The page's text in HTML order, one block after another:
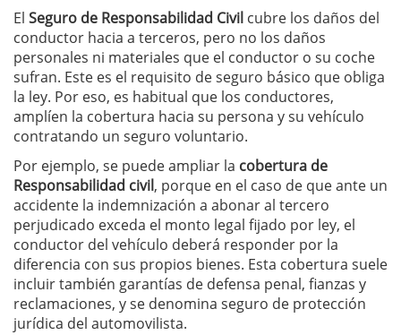
El Seguro de Responsabilidad Civil cubre los daños del
conductor hacia a terceros, pero no los daños
personales ni materiales que el conductor o su coche
sufran. Este es el requisito de seguro básico que obliga
la ley. Por eso, es habitual que los conductores,
amplíen la cobertura hacia su persona y su vehículo
contratando un seguro voluntario.
Por ejemplo, se puede ampliar la cobertura de
Responsabilidad civil, porque en el caso de que ante un
accidente la indemnización a abonar al tercero
perjudicado exceda el monto legal fijado por ley, el
conductor del vehículo deberá responder por la
diferencia con sus propios bienes. Esta cobertura suele
incluir también garantías de defensa penal, fianzas y
reclamaciones, y se denomina seguro de protección
jurídica del automovilista.